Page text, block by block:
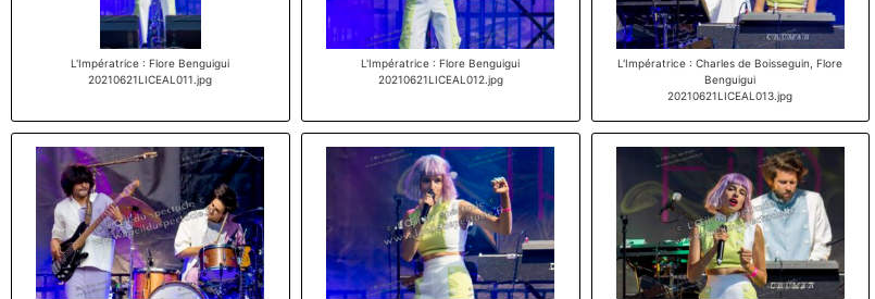
L'Impératrice : Flore Benguigui
20210621LICEAL011.jpg
L'Impératrice : Flore Benguigui
20210621LICEAL012.jpg
L'Impératrice : Charles de Boisseguin, Flore
Benguigui
20210621LICEAL013.jpg